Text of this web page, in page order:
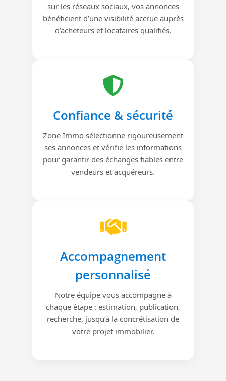
sur les réseaux sociaux, vos annonces
bénéficient d’une visibilité accrue auprès
d’acheteurs et locataires qualifiés.
Confiance & sécurité
Zone Immo sélectionne rigoureusement
ses annonces et vérifie les informations
pour garantir des échanges fiables entre
vendeurs et acquéreurs.
Accompagnement
personnalisé
Notre équipe vous accompagne à
chaque étape : estimation, publication,
recherche, jusqu’à la concrétisation de
votre projet immobilier.